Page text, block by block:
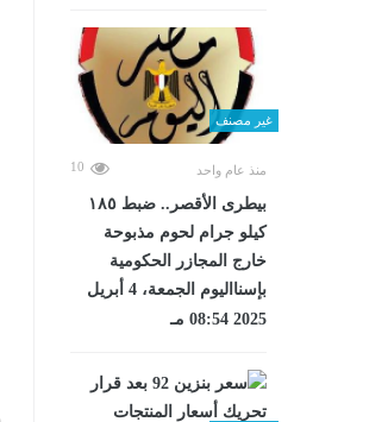
غير مصنف
منذ عام واحد 10
بيطرى الأقصر.. ضبط ١٨٥
كيلو جرام لحوم مذبوحة
خارج المجازر الحكومية
بإسنااليوم الجمعة، 4 أبريل
2025 08:54 مـ